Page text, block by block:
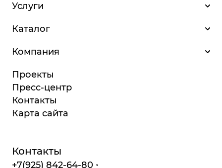
Услуги
Каталог
Компания
Проекты
Пресс-центр
Контакты
Карта сайта
Контакты
+7(925) 842-64-80